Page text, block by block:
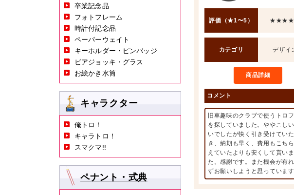
評価（★1〜5）
カテゴリ デザイ
商品詳細
コメント
旧車趣味のクラブで使うトロ
を探していました。ややこし
いでしたが快く引き受けてい
き、納期も早く、費用もこち
えていたよりも安くして貰い
た。感謝です。また機会が有
ずお願いしようと思っています
卒業記念品
フォトフレーム
時計付記念品
ペーパーウェイト
キーホルダー・ピンバッジ
ビアジョッキ・グラス
お絵かき水筒
キャラクター
俺トロ！
キャラトロ！
スマクマ!!
ペナント・式典